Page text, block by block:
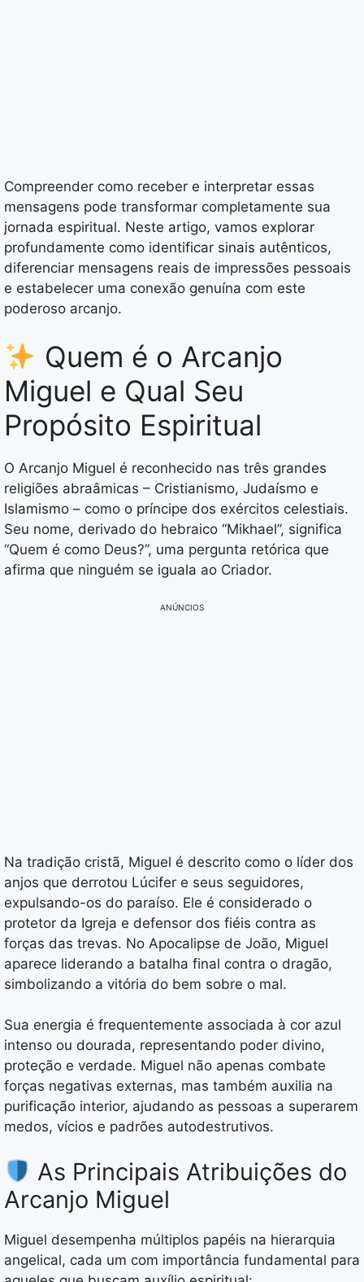
Compreender como receber e interpretar essas
mensagens pode transformar completamente sua
jornada espiritual. Neste artigo, vamos explorar
profundamente como identificar sinais autênticos,
diferenciar mensagens reais de impressões pessoais
e estabelecer uma conexão genuína com este
poderoso arcanjo.
Quem é o Arcanjo
Miguel e Qual Seu
Propósito Espiritual
O Arcanjo Miguel é reconhecido nas três grandes
religiões abraâmicas – Cristianismo, Judaísmo e
Islamismo – como o príncipe dos exércitos celestiais.
Seu nome, derivado do hebraico “Mikhael”, significa
“Quem é como Deus?”, uma pergunta retórica que
afirma que ninguém se iguala ao Criador.
ANÚNCIOS
Na tradição cristã, Miguel é descrito como o líder dos
anjos que derrotou Lúcifer e seus seguidores,
expulsando-os do paraíso. Ele é considerado o
protetor da Igreja e defensor dos fiéis contra as
forças das trevas. No Apocalipse de João, Miguel
aparece liderando a batalha final contra o dragão,
simbolizando a vitória do bem sobre o mal.
Sua energia é frequentemente associada à cor azul
intenso ou dourada, representando poder divino,
proteção e verdade. Miguel não apenas combate
forças negativas externas, mas também auxilia na
purificação interior, ajudando as pessoas a superarem
medos, vícios e padrões autodestrutivos.
As Principais Atribuições do
Arcanjo Miguel
Miguel desempenha múltiplos papéis na hierarquia
angelical, cada um com importância fundamental para